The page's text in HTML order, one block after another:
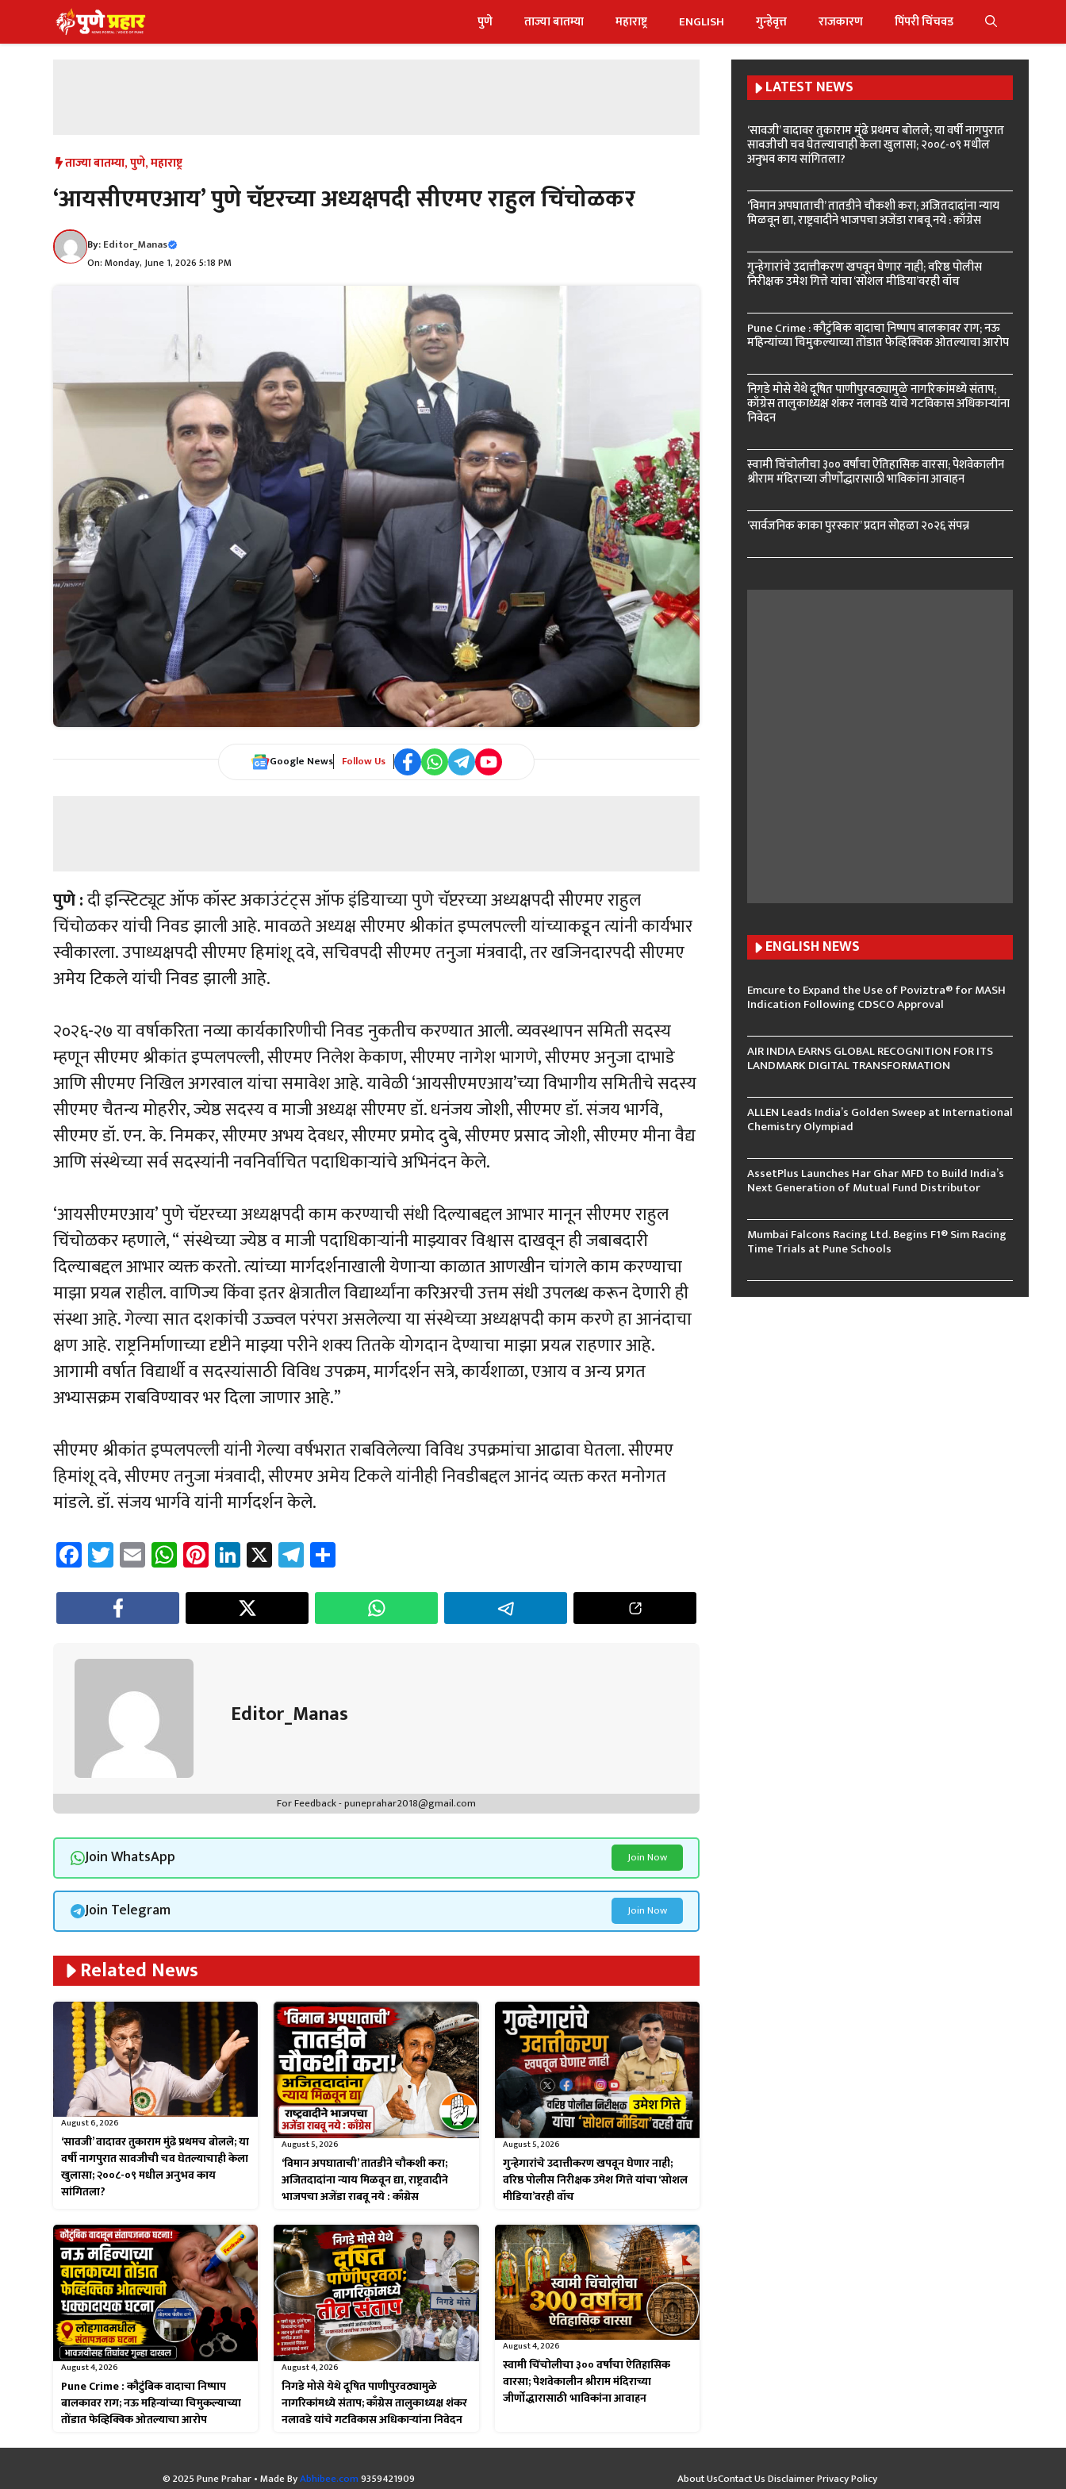
to
पुणे ताज्या बातम्या महाराष्ट्र ENGLISH गुन्हेवृत्त राजकारण पिंपरी चिंचवड
ताज्या बातम्या,पुणे,महाराष्ट्र
‘आयसीएमएआय’ पुणे चॅप्टरच्या अध्यक्षपदी सीएमए राहुल चिंचोळकर
By:Editor_Manas
On: Monday, June 1, 2026 5:18 PM
Google News Follow Us
पुणे :दी इन्स्टिट्यूट ऑफ कॉस्ट अकाउंटंट्स ऑफ इंडियाच्या पुणे चॅप्टरच्या अध्यक्षपदी सीएमए राहुल
चिंचोळकर यांची निवड झाली आहे. मावळते अध्यक्ष सीएमए श्रीकांत इप्पलपल्ली यांच्याकडून त्यांनी कार्यभार
स्वीकारला. उपाध्यक्षपदी सीएमए हिमांशू दवे, सचिवपदी सीएमए तनुजा मंत्रवादी, तर खजिनदारपदी सीएमए
अमेय टिकले यांची निवड झाली आहे.
२०२६-२७ या वर्षाकरिता नव्या कार्यकारिणीची निवड नुकतीच करण्यात आली. व्यवस्थापन समिती सदस्य
म्हणून सीएमए श्रीकांत इप्पलपल्ली, सीएमए निलेश केकाण, सीएमए नागेश भागणे, सीएमए अनुजा दाभाडे
आणि सीएमए निखिल अगरवाल यांचा समावेश आहे. यावेळी ‘आयसीएमएआय’च्या विभागीय समितीचे सदस्य
सीएमए चैतन्य मोहरीर, ज्येष्ठ सदस्य व माजी अध्यक्ष सीएमए डॉ. धनंजय जोशी, सीएमए डॉ. संजय भार्गवे,
सीएमए डॉ. एन. के. निमकर, सीएमए अभय देवधर, सीएमए प्रमोद दुबे, सीएमए प्रसाद जोशी, सीएमए मीना वैद्य
आणि संस्थेच्या सर्व सदस्यांनी नवनिर्वाचित पदाधिकाऱ्यांचे अभिनंदन केले.
‘आयसीएमएआय’ पुणे चॅप्टरच्या अध्यक्षपदी काम करण्याची संधी दिल्याबद्दल आभार मानून सीएमए राहुल
चिंचोळकर म्हणाले, “ संस्थेच्या ज्येष्ठ व माजी पदाधिकाऱ्यांनी माझ्यावर विश्वास दाखवून ही जबाबदारी
दिल्याबद्दल आभार व्यक्त करतो. त्यांच्या मार्गदर्शनाखाली येणाऱ्या काळात आणखीन चांगले काम करण्याचा
माझा प्रयत्न राहील. वाणिज्य किंवा इतर क्षेत्रातील विद्यार्थ्यांना करिअरची उत्तम संधी उपलब्ध करून देणारी ही
संस्था आहे. गेल्या सात दशकांची उज्ज्वल परंपरा असलेल्या या संस्थेच्या अध्यक्षपदी काम करणे हा आनंदाचा
क्षण आहे.राष्ट्रनिर्माणाच्यादृष्टीने माझ्या परीने शक्य तितके योगदान देण्याचा माझा प्रयत्न राहणार आहे.
आगामी वर्षात विद्यार्थी व सदस्यांसाठी विविध उपक्रम, मार्गदर्शन सत्रे, कार्यशाळा, एआय व अन्य प्रगत
अभ्यासक्रम राबविण्यावर भर दिला जाणार आहे.”
सीएमए श्रीकांत इप्पलपल्ली यांनी गेल्या वर्षभरात राबविलेल्या विविध उपक्रमांचा आढावा घेतला. सीएमए
हिमांशू दवे, सीएमए तनुजा मंत्रवादी, सीएमए अमेय टिकले यांनीही निवडीबद्दल आनंद व्यक्त करत मनोगत
मांडले. डॉ. संजय भार्गवे यांनी मार्गदर्शन केले.
Fa
ce
b
o
ok
T
wi
tt
er
E
m
ail
W
h
at
sA
p
Pi
nt
er
es
Li
nk
e
dI
X Te
le
gr
a
e
Editor_Manas
For Feedback - puneprahar2018@gmail.com
Join WhatsApp Join Now
Join Telegram Join Now
Related News
August 6, 2026
‘सावजी’ वादावर तुकाराम मुंढे प्रथमच बोलले; या
वर्षी नागपुरात सावजीची चव घेतल्याचाही केला
खुलासा; २००८-०९ मधील अनुभव काय
सांगितला?
August 5, 2026
‘विमान अपघाताची’ तातडीने चौकशी करा;
अजितदादांना न्याय मिळवून द्या, राष्ट्रवादीने
भाजपचा अजेंडा राबवू नये : काँग्रेस
August 5, 2026
गुन्हेगारांचे उदात्तीकरण खपवून घेणार नाही;
वरिष्ठ पोलीस निरीक्षक उमेश गित्ते यांचा ‘सोशल
मीडिया’वरही वॉच
August 4, 2026
Pune Crime : कौटुंबिक वादाचा निष्पाप
बालकावर राग; नऊ महिन्यांच्या चिमुकल्याच्या
तोंडात फेव्हिक्विक ओतल्याचा आरोप
August 4, 2026
निगडे मोसे येथे दूषित पाणीपुरवठ्यामुळे
नागरिकांमध्ये संताप; काँग्रेस तालुकाध्यक्ष शंकर
नलावडे यांचे गटविकास अधिकाऱ्यांना निवेदन
August 4, 2026
स्वामी चिंचोलीचा ३०० वर्षांचा ऐतिहासिक
वारसा; पेशवेकालीन श्रीराम मंदिराच्या
जीर्णोद्धारासाठी भाविकांना आवाहन
LATEST NEWS
‘सावजी’ वादावर तुकाराम मुंढे प्रथमच बोलले; या वर्षी नागपुरात
सावजीची चव घेतल्याचाही केला खुलासा; २००८-०९ मधील
अनुभव काय सांगितला?
‘विमान अपघाताची’ तातडीने चौकशी करा; अजितदादांना न्याय
मिळवून द्या, राष्ट्रवादीने भाजपचा अजेंडा राबवू नये : काँग्रेस
गुन्हेगारांचे उदात्तीकरण खपवून घेणार नाही; वरिष्ठ पोलीस
निरीक्षक उमेश गित्ते यांचा ‘सोशल मीडिया’वरही वॉच
Pune Crime : कौटुंबिक वादाचा निष्पाप बालकावर राग; नऊ
महिन्यांच्या चिमुकल्याच्या तोंडात फेव्हिक्विक ओतल्याचा आरोप
निगडे मोसे येथे दूषित पाणीपुरवठ्यामुळे नागरिकांमध्ये संताप;
काँग्रेस तालुकाध्यक्ष शंकर नलावडे यांचे गटविकास अधिकाऱ्यांना
निवेदन
स्वामी चिंचोलीचा ३०० वर्षांचा ऐतिहासिक वारसा; पेशवेकालीन
श्रीराम मंदिराच्या जीर्णोद्धारासाठी भाविकांना आवाहन
‘सार्वजनिक काका पुरस्कार’ प्रदान सोहळा २०२६ संपन्न
ENGLISH NEWS
Emcure to Expand the Use of Poviztra® for MASH
Indication Following CDSCO Approval
AIR INDIA EARNS GLOBAL RECOGNITION FOR ITS
LANDMARK DIGITAL TRANSFORMATION
ALLEN Leads India’s Golden Sweep at International
Chemistry Olympiad
AssetPlus Launches Har Ghar MFD to Build India’s
Next Generation of Mutual Fund Distributor
Mumbai Falcons Racing Ltd. Begins F1® Sim Racing
Time Trials at Pune Schools
© 2025 Pune Prahar • Made ByAbhibee.com9359421909 About UsContact UsDisclaimerPrivacy Policy